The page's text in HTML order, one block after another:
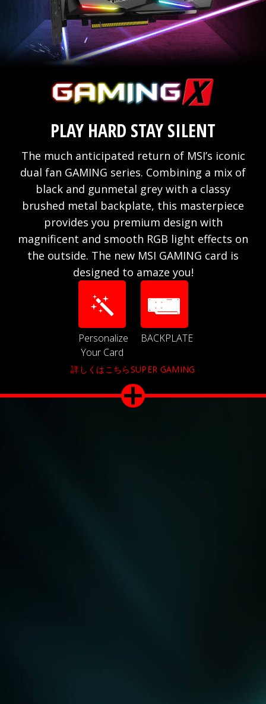
PLAY HARD STAY SILENT
The much anticipated return of MSI’s iconic
dual fan GAMING series. Combining a mix of
black and gunmetal grey with a classy
brushed metal backplate, this masterpiece
provides you premium design with
magnificent and smooth RGB light effects on
the outside. The new MSI GAMING card is
designed to amaze you!
Personalize
Your Card
BACKPLATE
詳しくはこちらSUPER GAMING